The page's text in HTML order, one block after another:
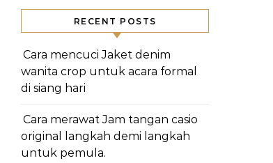
RECENT POSTS
Cara mencuci Jaket denim
wanita crop untuk acara formal
di siang hari
Cara merawat Jam tangan casio
original langkah demi langkah
untuk pemula.